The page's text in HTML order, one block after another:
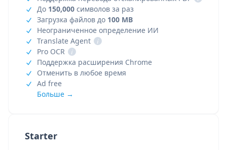
Starter
До 150,000 символов за раз
Загрузка файлов до 100 MB
Неограниченное определение ИИ
Translate Agent
i
Pro OCR
i
Поддержка расширения Chrome
Отменить в любое время
Ad free
Больше →